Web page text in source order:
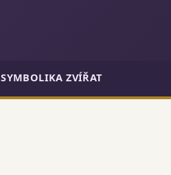
SYMBOLIKA ZVÍŘAT